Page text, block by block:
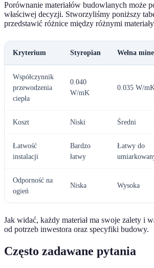
Porównanie materiałów budowlanych może
właściwej decyzji. Stworzyliśmy poniższy
przedstawić różnice między różnymi
Kryterium Styropian Wełna
Współczynnik
przewodzenia
ciepła
0.040
W/mK
0.035 W/
Koszt Niski Średni
Łatwość
instalacji
Bardzo
łatwy
Łatwy do
Odporność na
ogień
Niska Wysoka
Jak widać, każdy materiał ma swoje zalety i
od potrzeb inwestora oraz specyfiki budowy.
Często zadawane pytania